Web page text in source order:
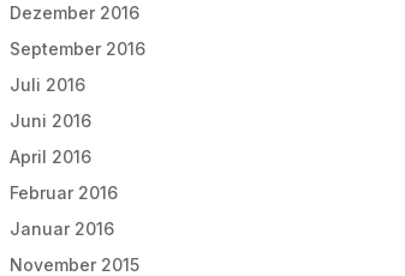
Dezember 2016
September 2016
Juli 2016
Juni 2016
April 2016
Februar 2016
Januar 2016
November 2015